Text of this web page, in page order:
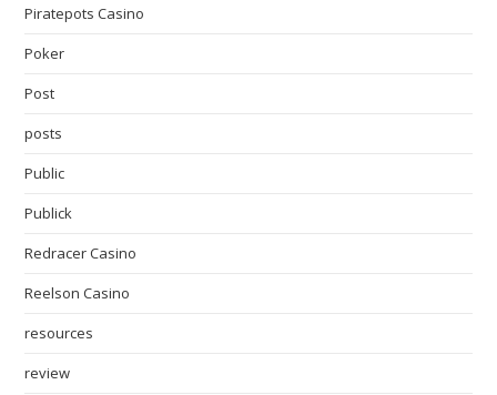
Piratepots Casino
Poker
Post
posts
Public
Publick
Redracer Casino
Reelson Casino
resources
review